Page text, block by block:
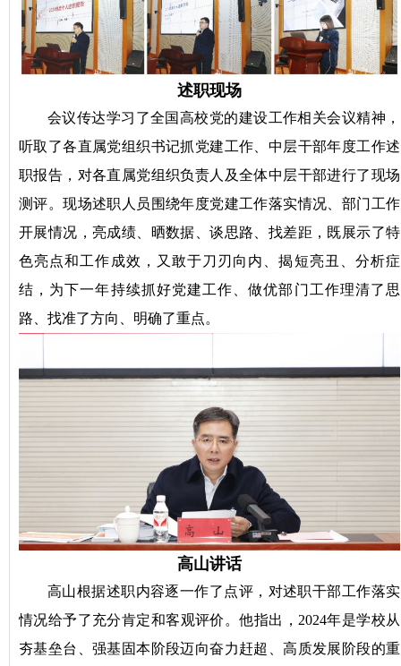
述职现场
会议传达学习了全国高校党的建设工作相关会议精神，
听取了各直属党组织书记抓党建工作、中层干部年度工作述
职报告，对各直属党组织负责人及全体中层干部进行了现场
测评。现场述职人员围绕年度党建工作落实情况、部门工作
开展情况，亮成绩、晒数据、谈思路、找差距，既展示了特
色亮点和工作成效，又敢于刀刃向内、揭短亮丑、分析症
结，为下一年持续抓好党建工作、做优部门工作理清了思
路、找准了方向、明确了重点。
高山讲话
高山根据述职内容逐一作了点评，对述职干部工作落实
情况给予了充分肯定和客观评价。他指出，2024年是学校从
夯基垒台、强基固本阶段迈向奋力赶超、高质发展阶段的重